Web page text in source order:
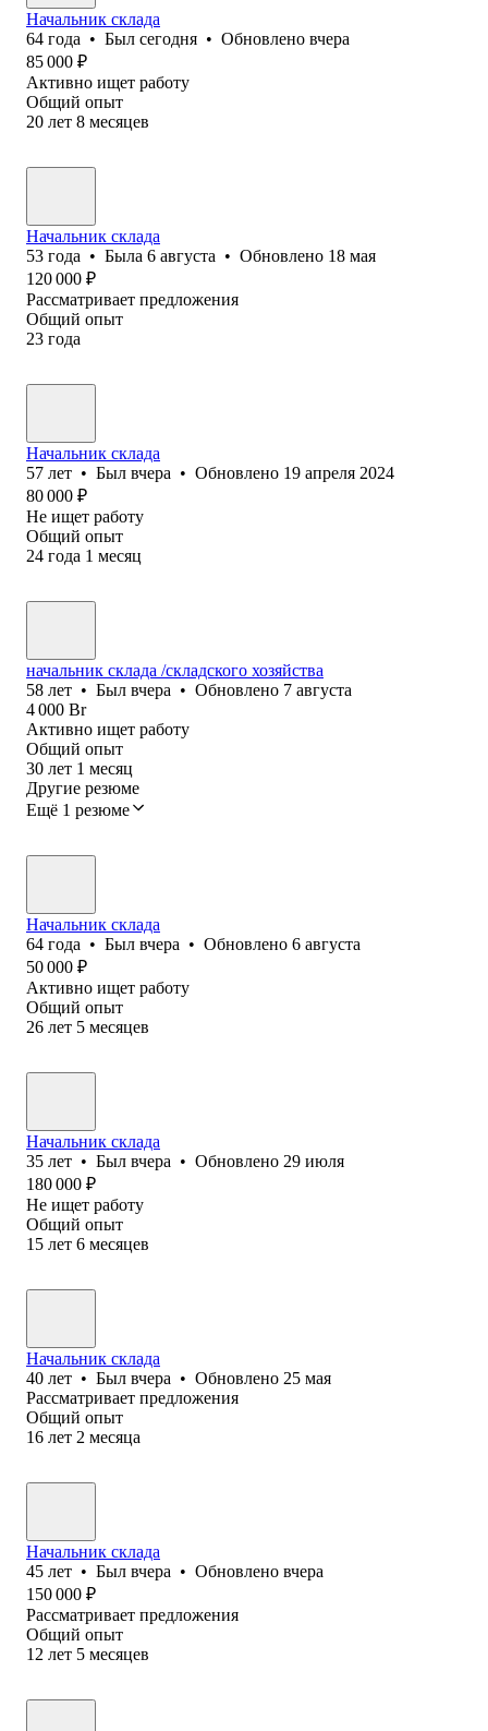
Начальник склада
64 года • Был сегодня • Обновлено вчера
85 000 ₽
Активно ищет работу
Общий опыт
20 лет 8 месяцев
Начальник склада
53 года • Была 6 августа • Обновлено 18 мая
120 000 ₽
Рассматривает предложения
Общий опыт
23 года
Начальник склада
57 лет • Был вчера • Обновлено 19 апреля 2024
80 000 ₽
Не ищет работу
Общий опыт
24 года 1 месяц
начальник склада /складского хозяйства
58 лет • Был вчера • Обновлено 7 августа
4 000 Br
Активно ищет работу
Общий опыт
30 лет 1 месяц
Другие резюме
Ещё 1 резюме
Начальник склада
64 года • Был вчера • Обновлено 6 августа
50 000 ₽
Активно ищет работу
Общий опыт
26 лет 5 месяцев
Начальник склада
35 лет • Был вчера • Обновлено 29 июля
180 000 ₽
Не ищет работу
Общий опыт
15 лет 6 месяцев
Начальник склада
40 лет • Был вчера • Обновлено 25 мая
Рассматривает предложения
Общий опыт
16 лет 2 месяца
Начальник склада
45 лет • Был вчера • Обновлено вчера
150 000 ₽
Рассматривает предложения
Общий опыт
12 лет 5 месяцев